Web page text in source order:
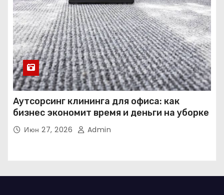
Аутсорсинг клининга для офиса: как
бизнес экономит время и деньги на уборке
Июн 27, 2026 Admin